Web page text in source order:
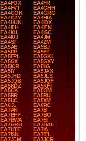
EA4FOX
EA4FR
EA4FVT
EA4GHH
EA4GOK
EA4GRG
EA4GZY
EA4HIA
EA4HUK
EA4IDX
EA4IFH
EA4IFN
EA4IOL
EA4ISC
EA4IUJ
EA4JM
EA4ST
EA4ZM
EA5AE
EA5BJ
EA5DP
EA5ET
EA5FPL
EA5GKL
EA5GX
EA5GXY
EA5ICR
EA5IIG
EA5IY
EA5JAX
EA5JHD
EA5JLS
EA5JQB
EA5JQF
EA5KDZ
EA5KFI
EA5OK
EA5OM
EA5RR
EA5RU
EA5UC
EA5XM
EA6JL
EA6RC
EA7AK
EA7B
EA7BFF
EA7BO
EA7BWA
EA7EI
EA7GRB
EA7HAE
EA7HTE
EA7IA
EA7ISN
EA7ITL
EA7JCM
EA7JCR